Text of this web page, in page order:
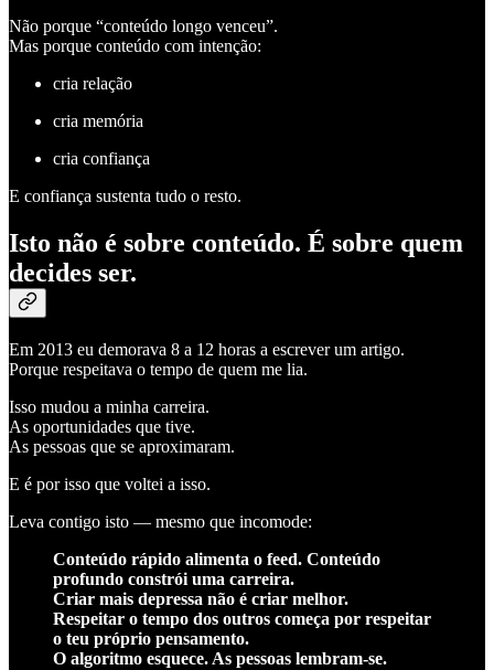
Não porque “conteúdo longo venceu”.
Mas porque conteúdo com intenção:
cria relação
cria memória
cria confiança
E confiança sustenta tudo o resto.
Isto não é sobre conteúdo. É sobre quem
decides ser.
Em 2013 eu demorava 8 a 12 horas a escrever um artigo.
Porque respeitava o tempo de quem me lia.
Isso mudou a minha carreira.
As oportunidades que tive.
As pessoas que se aproximaram.
E é por isso que voltei a isso.
Leva contigo isto — mesmo que incomode:
Conteúdo rápido alimenta o feed. Conteúdo
profundo constrói uma carreira.
Criar mais depressa não é criar melhor.
Respeitar o tempo dos outros começa por respeitar
o teu próprio pensamento.
O algoritmo esquece. As pessoas lembram-se.